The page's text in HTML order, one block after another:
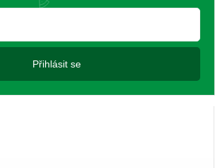
Přihlásit se